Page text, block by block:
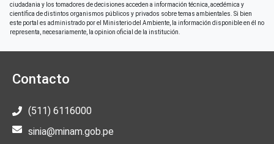
ciudadania y los tomadores de decisiones acceden a información técnica, acedémica y
científica de distintos organismos públicos y privados sobre temas ambientales. Si bien
este portal es administrado por el Ministerio del Ambiente, la información disponible en él no
representa, necesariamente, la opinion oficial de la institución.
Contacto
(511) 6116000
sinia@minam.gob.pe